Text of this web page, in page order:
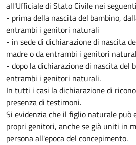
all'Ufficiale di Stato Civile nei
- prima della nascita del bambino,
entrambi i genitori naturali
- in sede di dichiarazione di nascita
madre o da entrambi i genitori
- dopo la dichiarazione di nascita del
entrambi i genitori naturali.
In tutti i casi la dichiarazione di
presenza di testimoni.
Si evidenzia che il figlio naturale può
propri genitori, anche se già uniti in
persona all'epoca del concepimento.